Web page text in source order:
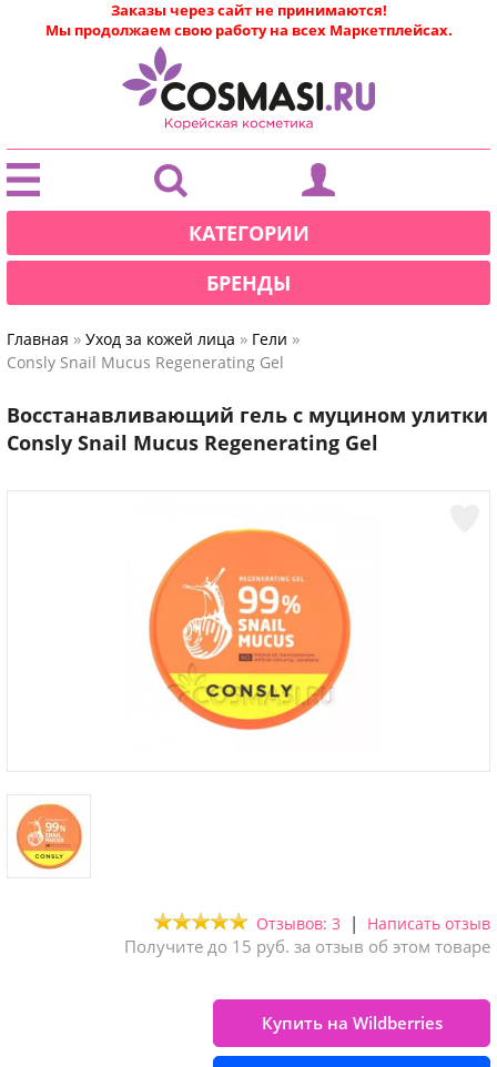
|
Заказы через сайт не принимаются!
Мы продолжаем свою работу на всех Маркетплейсах.
КАТЕГОРИИ
БРЕНДЫ
Главная » Уход за кожей лица » Гели »
Consly Snail Mucus Regenerating Gel
Восстанавливающий гель с муцином улитки
Consly Snail Mucus Regenerating Gel
Отзывов: 3 | Написать отзыв
Получите до 15 руб. за отзыв об этом товаре
Купить на Wildberries